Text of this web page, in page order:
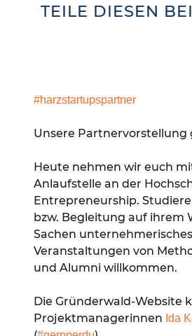
TEILE DIESEN
#harzstartupspartner
Unsere Partnervorstellung
Heute nehmen wir euch
Anlaufstelle an der
Entrepreneurship.
bzw. Begleitung auf ihrem
Sachen
Veranstaltungen von
und Alumni willkommen.⁣
Die Gründerwald-Website
Projektmanagerinnen Ida